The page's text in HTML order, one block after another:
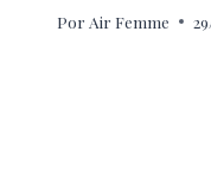
Por Air Femme